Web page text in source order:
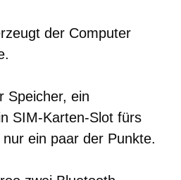
der Computer
Speicher, ein
SIM-Karten-Slot fürs
ein paar der Punkte.